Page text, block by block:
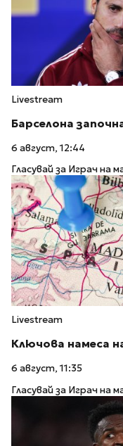
Livestream
Барселона
6 август, 12:44
Гласувай за Играч на
Livestream
Ключова намеса
6 август, 11:35
Гласувай за Играч на